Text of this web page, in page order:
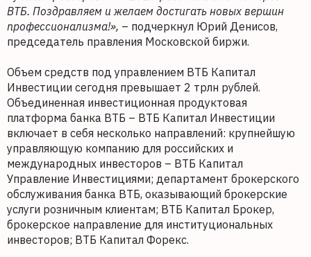
ВТБ. Поздравляем и желаем достигать новых вершин
профессионализма!», – подчеркнул Юрий Денисов,
председатель правления Московской биржи.
Объем средств под управлением ВТБ Капитал
Инвестиции сегодня превышает 2 трлн рублей.
Объединенная инвестиционная продуктовая
платформа банка ВТБ – ВТБ Капитал Инвестиции
включает в себя несколько направлений: крупнейшую
управляющую компанию для российских и
международных инвесторов – ВТБ Капитал
Управление Инвестициями; департамент брокерского
обслуживания банка ВТБ, оказывающий брокерские
услуги розничным клиентам; ВТБ Капитал Брокер,
брокерское направление для институциональных
инвесторов; ВТБ Капитал Форекс.